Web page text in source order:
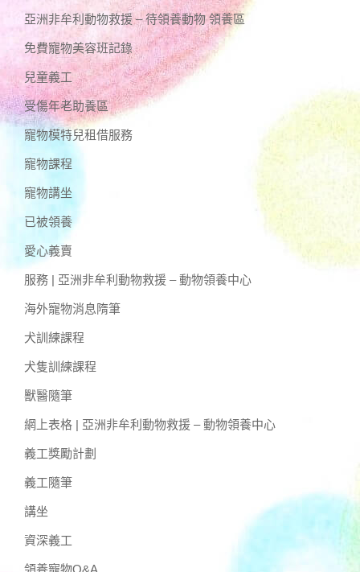
亞洲非牟利動物救援 – 待領養動物 領養區
免費寵物美容班記錄
兒童義工
受傷年老助養區
寵物模特兒租借服務
寵物課程
寵物講坐
已被領養
愛心義賣
服務 | 亞洲非牟利動物救援 – 動物領養中心
海外寵物消息隋筆
犬訓練課程
犬隻訓練課程
獸醫隨筆
網上表格 | 亞洲非牟利動物救援 – 動物領養中心
義工獎勵計劃
義工隨筆
講坐
資深義工
領養寵物Q&A